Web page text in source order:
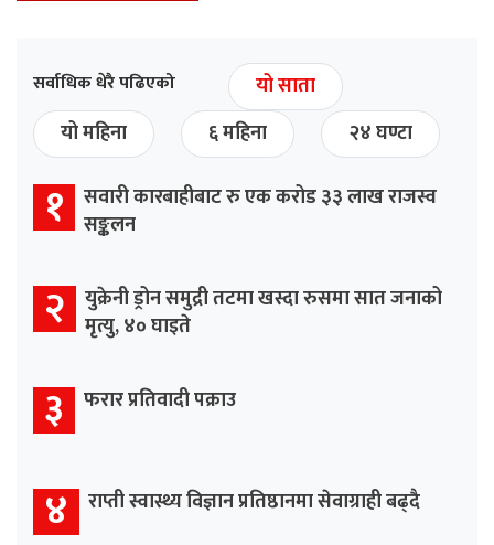
सर्वाधिक धेरै पढिएको
यो साता
यो महिना
६ महिना २४ घण्टा
१ सवारी कारबाहीबाट रु एक करोड ३३ लाख राजस्व
सङ्कलन
२ युक्रेनी ड्रोन समुद्री तटमा खस्दा रुसमा सात जनाको
मृत्यु, ४० घाइते
३ फरार प्रतिवादी पक्राउ
४ राप्ती स्वास्थ्य विज्ञान प्रतिष्ठानमा सेवाग्राही बढ्दै